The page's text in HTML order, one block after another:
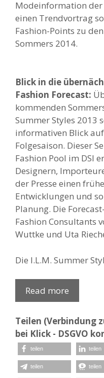
Modeinformation der
einen Trendvortrag
Fashion-Points zu
Sommers 2014.
Blick in die
Fashion Forecast:
kommenden
Summer Styles 2013
informativen Blick
Folgesaison. Dieser
Fashion Pool im DSI
Designern,
der Presse einen
Entwicklungen und
Planung. Die
Fashion Consultants
Wuttke und Uta
Die I.L.M. Summer
Read more
Teilen (Verbindung
bei Klick - DSGVO
teilen teilen
teilen teilen